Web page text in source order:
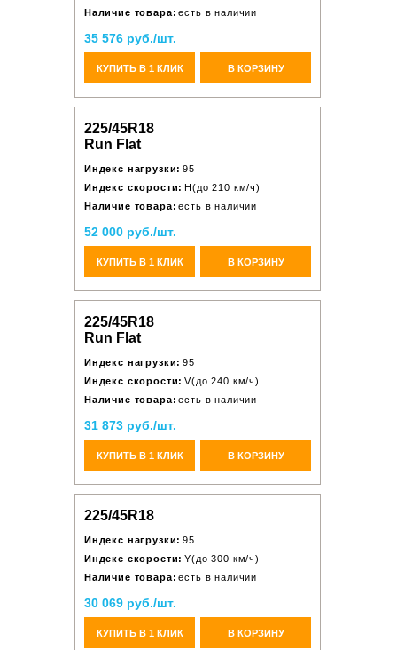
Наличие товара: есть в наличии
35 576 руб./шт.
КУПИТЬ В 1 КЛИК В КОРЗИНУ
225/45R18
Run Flat
Индекс нагрузки: 95
Индекс скорости: H(до 210 км/ч)
Наличие товара: есть в наличии
52 000 руб./шт.
КУПИТЬ В 1 КЛИК В КОРЗИНУ
225/45R18
Run Flat
Индекс нагрузки: 95
Индекс скорости: V(до 240 км/ч)
Наличие товара: есть в наличии
31 873 руб./шт.
КУПИТЬ В 1 КЛИК В КОРЗИНУ
225/45R18
Индекс нагрузки: 95
Индекс скорости: Y(до 300 км/ч)
Наличие товара: есть в наличии
30 069 руб./шт.
КУПИТЬ В 1 КЛИК В КОРЗИНУ